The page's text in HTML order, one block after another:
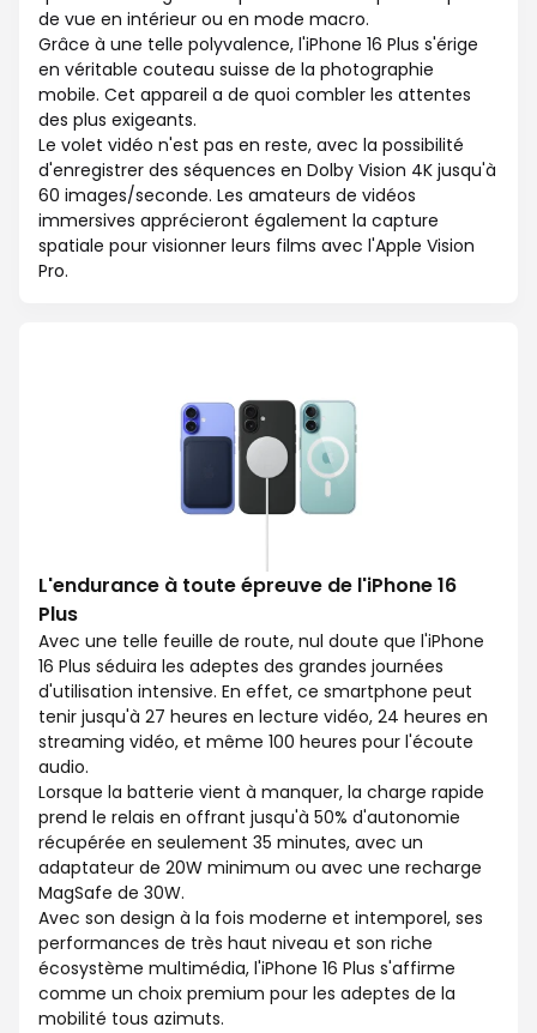
de vue en intérieur ou en mode macro.
Grâce à une telle polyvalence, l'iPhone 16 Plus s'érige
en véritable couteau suisse de la photographie
mobile. Cet appareil a de quoi combler les attentes
des plus exigeants.
Le volet vidéo n'est pas en reste, avec la possibilité
d'enregistrer des séquences en Dolby Vision 4K jusqu'à
60 images/seconde. Les amateurs de vidéos
immersives apprécieront également la capture
spatiale pour visionner leurs films avec l'Apple Vision
Pro.
L'endurance à toute épreuve de l'iPhone 16
Plus
Avec une telle feuille de route, nul doute que l'iPhone
16 Plus séduira les adeptes des grandes journées
d'utilisation intensive. En effet, ce smartphone peut
tenir jusqu'à 27 heures en lecture vidéo, 24 heures en
streaming vidéo, et même 100 heures pour l'écoute
audio.
Lorsque la batterie vient à manquer, la charge rapide
prend le relais en offrant jusqu'à 50% d'autonomie
récupérée en seulement 35 minutes, avec un
adaptateur de 20W minimum ou avec une recharge
MagSafe de 30W.
Avec son design à la fois moderne et intemporel, ses
performances de très haut niveau et son riche
écosystème multimédia, l'iPhone 16 Plus s'affirme
comme un choix premium pour les adeptes de la
mobilité tous azimuts.